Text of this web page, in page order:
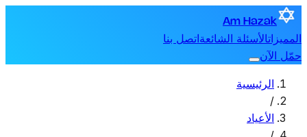
Am Hazak
المميزاتالأسئلة الشائعةاتصل بنا
حمّل الآن
الرئيسية
/
الأعياد